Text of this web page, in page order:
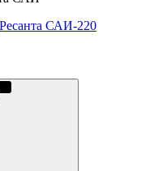
Ресанта САИ-220